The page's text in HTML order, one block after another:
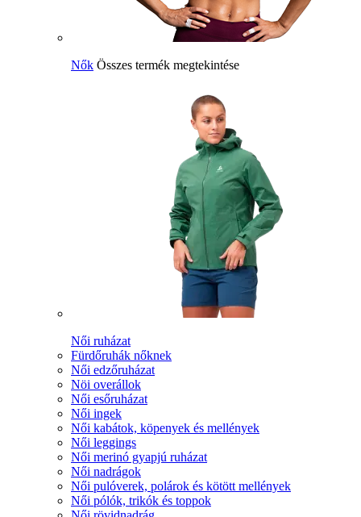
Nők Összes termék megtekintése
Női ruházat
Fürdőruhák nőknek
Női edzőruházat
Nöi overállok
Női esőruházat
Női ingek
Női kabátok, köpenyek és mellények
Női leggings
Női merinó gyapjú ruházat
Női nadrágok
Női pulóverek, polárok és kötött mellények
Női pólók, trikók és toppok